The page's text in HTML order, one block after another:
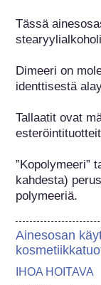
Tässä
Dimeeri on
identtisestä
Tallaatit ovat
”Kopolymeeri”
kahdesta)
polymeeriä.
Ainesosan
IHOA HOITAVA